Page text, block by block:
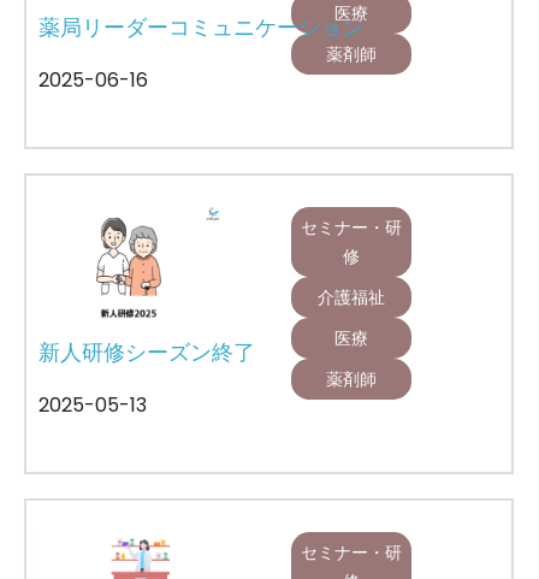
医療
薬剤師
薬局リーダーコミュニケーション
2025-06-16
セミナー・研
修
介護福祉
医療
薬剤師
新人研修シーズン終了
2025-05-13
セミナー・研